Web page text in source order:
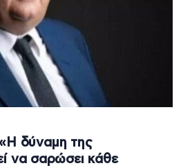
δύναμη της
να σαρώσει κάθε